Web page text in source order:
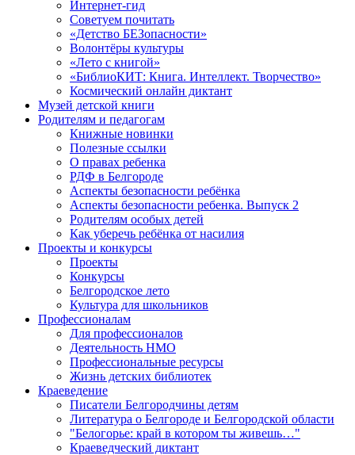
Интернет-гид
Советуем почитать
«Детство БЕЗопасности»
Волонтёры культуры
«Лето с книгой»
«БиблиоКИТ: Книга. Интеллект. Творчество»
Космический онлайн диктант
Музей детской книги
Родителям и педагогам
Книжные новинки
Полезные ссылки
О правах ребенка
РДФ в Белгороде
Аспекты безопасности ребёнка
Аспекты безопасности ребенка. Выпуск 2
Родителям особых детей
Как уберечь ребёнка от насилия
Проекты и конкурсы
Проекты
Конкурсы
Белгородское лето
Культура для школьников
Профессионалам
Для профессионалов
Деятельность НМО
Профессиональные ресурсы
Жизнь детских библиотек
Краеведение
Писатели Белгородчины детям
Литература о Белгороде и Белгородской области
"Белогорье: край в котором ты живешь…"
Краеведческий диктант